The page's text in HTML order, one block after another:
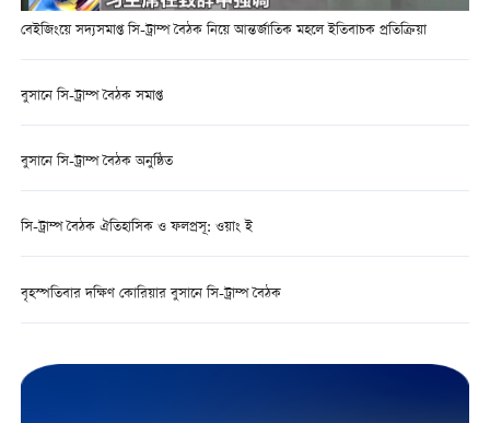
বেইজিংয়ে সদ্যসমাপ্ত সি-ট্রাম্প বৈঠক নিয়ে আন্তর্জাতিক মহলে ইতিবাচক প্রতিক্রিয়া
বুসানে সি-ট্রাম্প বৈঠক সমাপ্ত
বুসানে সি-ট্রাম্প বৈঠক অনুষ্ঠিত
সি-ট্রাম্প বৈঠক ঐতিহাসিক ও ফলপ্রসূ: ওয়াং ই
বৃহস্পতিবার দক্ষিণ কোরিয়ার বুসানে সি-ট্রাম্প বৈঠক